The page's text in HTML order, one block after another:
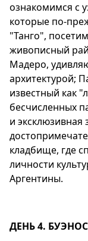
ознакомимся с
которые по-
"Танго",
живописный
Мадеро,
архитектурой;
известный как
бесчисленных
и эксклюзивная
кладбище, где
личности
Аргентины.
ДЕНЬ 4.